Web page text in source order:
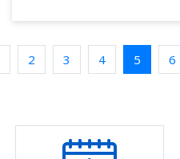
2 3 4 5 6